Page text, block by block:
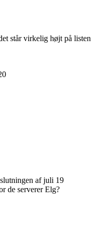
står virkelig højt på listen
af juli 19
de serverer Elg?